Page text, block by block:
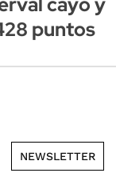
puntos
NEWSLETTER